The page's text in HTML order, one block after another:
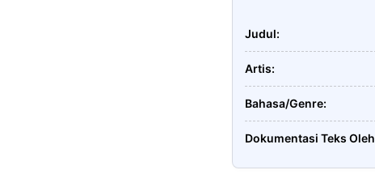
Judul
Artis
Bahasa/Genre
Dokumentasi Teks Oleh